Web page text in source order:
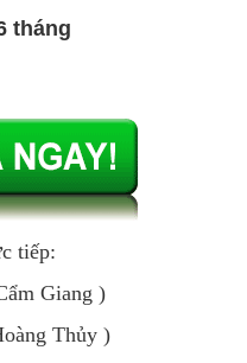
tháng
tiếp:
Giang )
Thủy )